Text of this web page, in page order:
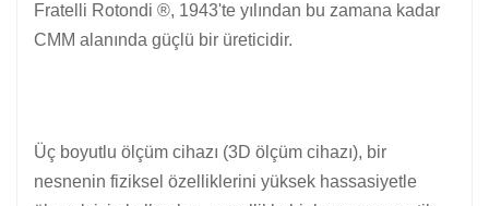
Fratelli Rotondi ®, 1943'te yılından bu zamana kadar
CMM alanında güçlü bir üreticidir.
Üç boyutlu ölçüm cihazı (3D ölçüm cihazı), bir
nesnenin fiziksel özelliklerini yüksek hassasiyetle